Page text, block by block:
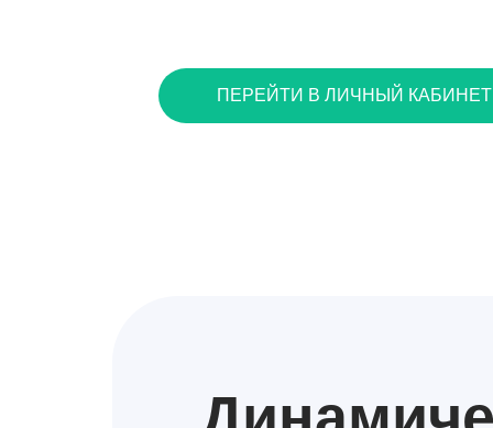
ПЕРЕЙТИ В ЛИЧНЫЙ КАБИНЕТ